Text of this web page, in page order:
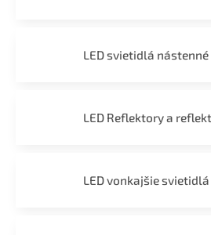
LED svietidlá nástenné
LED Reflektory a
LED vonkajšie svietidlá